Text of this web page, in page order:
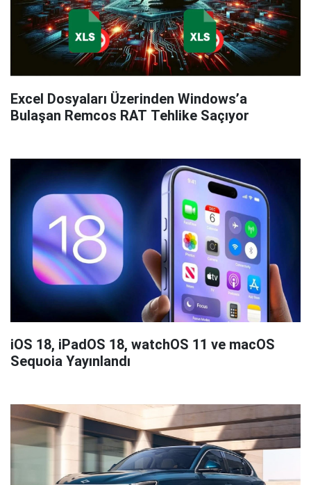
Excel Dosyaları Üzerinden Windows’a
Bulaşan Remcos RAT Tehlike Saçıyor
iOS 18, iPadOS 18, watchOS 11 ve macOS
Sequoia Yayınlandı